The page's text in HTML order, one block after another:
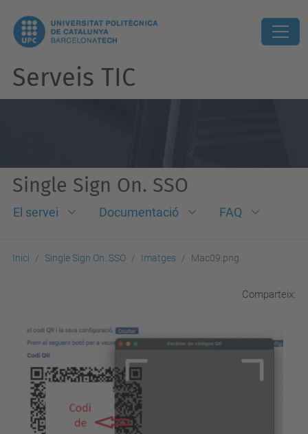
Serveis TIC
Single Sign On. SSO
El servei Documentació FAQ
Inici Single Sign On. SSO Imatges Mac09.png
Comparteix: